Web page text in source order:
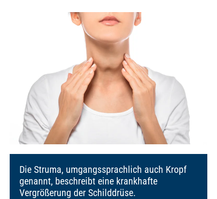
Die Struma, umgangssprachlich auch Kropf
genannt, beschreibt eine krankhafte
Vergrößerung der Schilddrüse.